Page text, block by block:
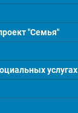
"Семья"
услугах